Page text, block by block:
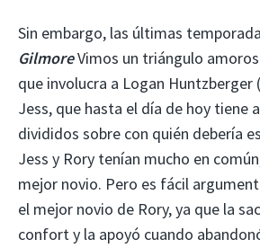
Sin embargo, las últimas
GilmoreVimos un triángulo
que involucra a Logan Huntzberger
Jess, que hasta el día de hoy tiene
divididos sobre con quién debería
Jess y Rory tenían mucho en
mejor novio. Pero es fácil
el mejor novio de Rory, ya que la
confort y la apoyó cuando